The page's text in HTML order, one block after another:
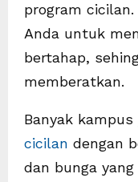
program
Anda untuk
bertahap,
memberatkan.
Banyak
cicilan dengan
dan bunga